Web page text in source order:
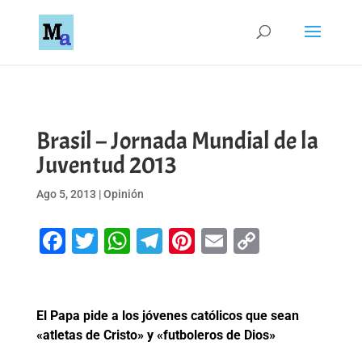
Brasil – Jornada Mundial de la
Juventud 2013
Ago 5, 2013 |Opinión
Facebook
Twitter
WhatsApp
Telegram
Pinterest
EmailCopy
El Papa pide a los jóvenes católicos que sean
«atletas de Cristo» y «futboleros de Dios»